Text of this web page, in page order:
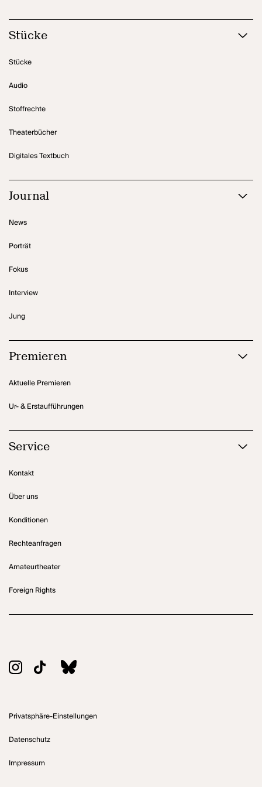
Stücke
Stücke
Audio
Stoffrechte
Theaterbücher
Digitales Textbuch
Journal
News
Porträt
Fokus
Interview
Jung
Premieren
Aktuelle Premieren
Ur- & Erstaufführungen
Service
Kontakt
Über uns
Konditionen
Rechteanfragen
Amateurtheater
Foreign Rights
Privatsphäre-Einstellungen
Datenschutz
Impressum